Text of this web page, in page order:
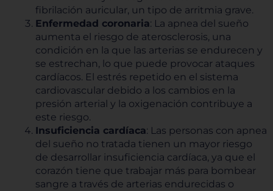
fibrilación auricular, un tipo de arritmia grave.
Enfermedad coronaria: La apnea del sueño
aumenta el riesgo de aterosclerosis, una
condición en la que las arterias se endurecen y
se estrechan, lo que puede provocar ataques
cardíacos. El estrés repetido en el sistema
cardiovascular debido a los cambios en la
presión arterial y la oxigenación contribuye a
este riesgo.
Insuficiencia cardíaca: Las personas con apnea
del sueño no tratada tienen un mayor riesgo
de desarrollar insuficiencia cardíaca, ya que el
corazón tiene que trabajar más para bombear
sangre a través de arterias endurecidas o